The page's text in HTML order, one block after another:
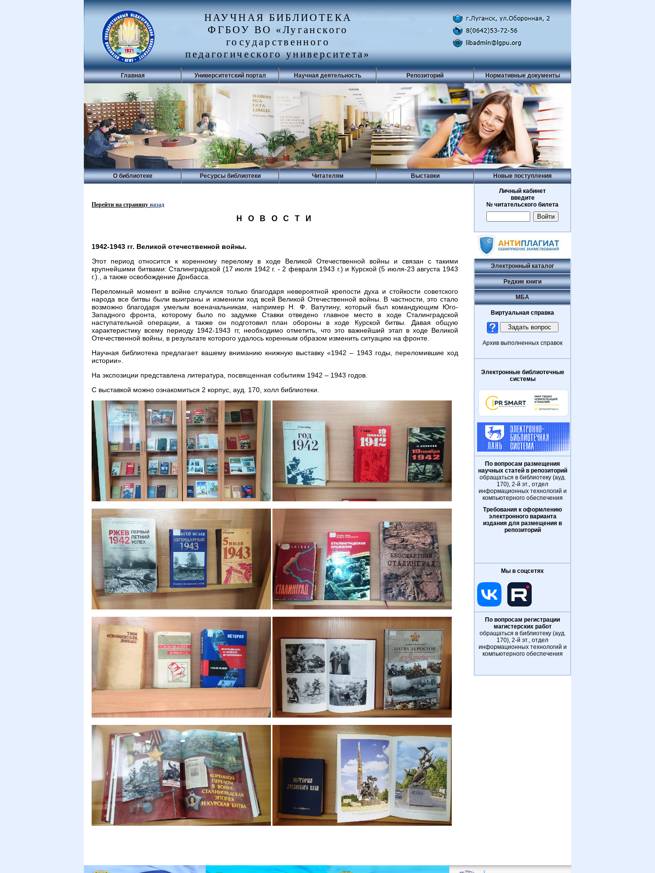
НАУЧНАЯ БИБЛИОТЕКА
ФГБОУ ВО «Луганского
государственного
педагогического университета»
Главная Университетский портал Научная деятельность Репозиторий Нормативные документы
О библиотеке Ресурсы библиотеки Читателям Выставки Новые поступления
Перейти на страницу назад
Н О В О С Т И
1942-1943 гг. Великой отечественной войны.
Этот период относится к коренному перелому в ходе Великой Отечественной войны и связан с такими
крупнейшими битвами: Сталинградской (17 июля 1942 г. - 2 февраля 1943 г.) и Курской (5 июля-23 августа 1943
г.)., а также освобождение Донбасса.
Переломный момент в войне случился только благодаря невероятной крепости духа и стойкости советского
народа все битвы были выиграны и изменили ход всей Великой Отечественной войны. В частности, это стало
возможно благодаря умелым военачальникам, например Н. Ф. Ватутину, который был командующим Юго-
Западного фронта, которому было по задумке Ставки отведено главное место в ходе Сталинградской
наступательной операции, а также он подготовил план обороны в ходе Курской битвы. Давая общую
характеристику всему периоду 1942-1943 гг, необходимо отметить, что это важнейший этап в ходе Великой
Отечественной войны, в результате которого удалось коренным образом изменить ситуацию на фронте.
Научная библиотека предлагает вашему вниманию книжную выставку «1942 – 1943 годы, переломившие ход
истории».
На экспозиции представлена литература, посвященная событиям 1942 – 1943 годов.
С выставкой можно ознакомиться 2 корпус, ауд. 170, холл библиотеки.
Личный кабинет
введите
№ читательского билета
Электронный каталог
Редкие книги
МБА
Виртуальная справка
Архив выполненных справок
Электронные библиотечные
системы
По вопросам размещения
научных статей в репозиторий
обращаться в библиотеку (ауд.
170), 2-й эт., отдел
информационных технологий и
компьютерного обеспечения
Требования к оформлению
электронного варианта
издания для размещения в
репозиторий
Мы в соцсетях
По вопросам регистрации
магистерских работ
обращаться в библиотеку (ауд.
170), 2-й эт., отдел
информационных технологий и
компьютерного обеспечения